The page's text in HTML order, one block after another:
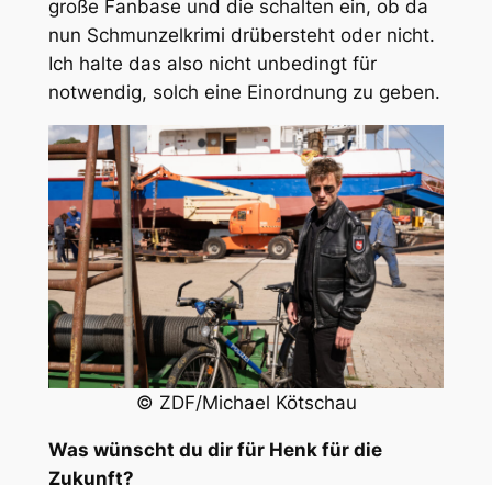
große Fanbase und die schalten ein, ob da
nun Schmunzelkrimi drübersteht oder nicht.
Ich halte das also nicht unbedingt für
notwendig, solch eine Einordnung zu geben.
© ZDF/Michael Kötschau
Was wünscht du dir für Henk für die
Zukunft?